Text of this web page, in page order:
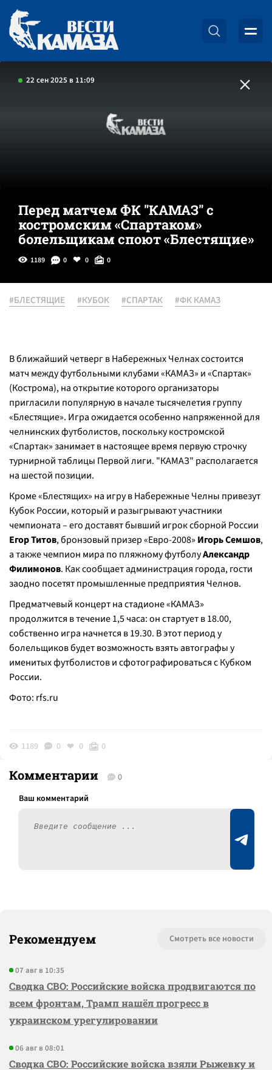
22 сен 2025 в 11:09
Перед матчем ФК "КАМАЗ" с
костромским «Спартаком»
болельщикам споют «Блестящие»
1189 0 0 0
#БЛЕСТЯЩИЕ #КУБОК #СПАРТАК #ФК КАМАЗ
В ближайший четверг в Набережных Челнах состоится
матч между футбольными клубами «КАМАЗ» и «Спартак»
(Кострома), на открытие которого организаторы
пригласили популярную в начале тысячелетия группу
«Блестящие». Игра ожидается особенно напряженной для
челнинских футболистов, поскольку костромской
«Спартак» занимает в настоящее время первую строчку
турнирной таблицы Первой лиги. "КАМАЗ" располагается
на шестой позиции.
Кроме «Блестящих» на игру в Набережные Челны привезут
Кубок России, который и разыгрывают участники
чемпионата – его доставят бывший игрок сборной России
Егор Титов, бронзовый призер «Евро-2008» Игорь Семшов,
а также чемпион мира по пляжному футболуАлександр
Филимонов. Как сообщает администрация города, гости
заодно посетят промышленные предприятия Челнов.
Предматчевый концерт на стадионе «КАМАЗ»
продолжится в течение 1,5 часа: он стартует в 18.00,
собственно игра начнется в 19.30. В этот период у
болельщиков будет возможность взять автографы у
именитых футболистов и сфотографироваться с Кубком
России.
Фото: rfs.ru
1189 0 0 0
Комментарии 0
Рекомендуем Смотреть все новости
07 авг в 10:35
Сводка СВО: Российские войска продвигаются по
всем фронтам, Трамп нашёл прогресс в
украинском урегулировании
06 авг в 08:01
Сводка СВО: Российские войска взяли Рыжевку и